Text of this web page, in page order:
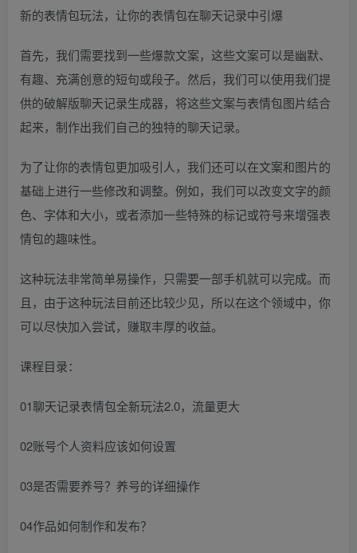
新的表情包玩法，让你的表情包在聊天记录中引爆
首先，我们需要找到一些爆款文案，这些文案可以是幽默、
有趣、充满创意的短句或段子。然后，我们可以使用我们提
供的破解版聊天记录生成器，将这些文案与表情包图片结合
起来，制作出我们自己的独特的聊天记录。
为了让你的表情包更加吸引人，我们还可以在文案和图片的
基础上进行一些修改和调整。例如，我们可以改变文字的颜
色、字体和大小，或者添加一些特殊的标记或符号来增强表
情包的趣味性。
这种玩法非常简单易操作，只需要一部手机就可以完成。而
且，由于这种玩法目前还比较少见，所以在这个领域中，你
可以尽快加入尝试，赚取丰厚的收益。
课程目录：
01聊天记录表情包全新玩法2.0，流量更大
02账号个人资料应该如何设置
03是否需要养号？养号的详细操作
04作品如何制作和发布？